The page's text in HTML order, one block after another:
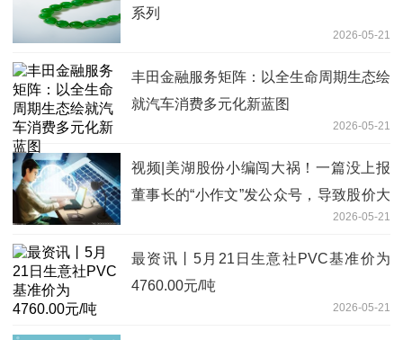
系列
2026-05-21
丰田金融服务矩阵：以全生命周期生态绘
就汽车消费多元化新蓝图
2026-05-21
视频|美湖股份小编闯大祸！一篇没上报
董事长的“小作文”发公众号，导致股价大
2026-05-21
最资讯丨5月21日生意社PVC基准价为
4760.00元/吨
2026-05-21